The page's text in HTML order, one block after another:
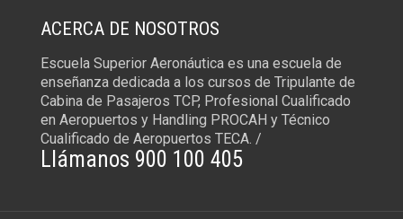
ACERCA DE NOSOTROS
Escuela Superior Aeronáutica es una escuela de
enseñanza dedicada a los cursos de Tripulante de
Cabina de Pasajeros TCP, Profesional Cualificado
en Aeropuertos y Handling PROCAH y Técnico
Cualificado de Aeropuertos TECA. /
Llámanos 900 100 405